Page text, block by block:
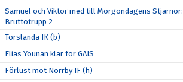
Samuel och Viktor med till Morgondagens Stjärnor:
Bruttotrupp 2
Torslanda IK (b)
Elias Younan klar för GAIS
Förlust mot Norrby IF (h)